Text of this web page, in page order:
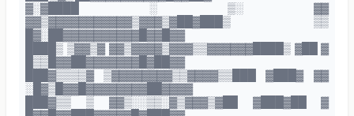
▓░▓████ ░ ▒░ ▓▓
▓▓▒▓▓▓▓▓▓▓▓▓▓▓▒▓▓▓▒▓██▓███▒ ▒▒
█▓░██▓▓▓▓▓▓▓▓▓▓█▓▓█▓▓
████▒ ▒▓▓▒▓ ▓▓▒▓▓▓▓▒▓▓▓▒▒▓▓▓▓▓▓████▒ ▓██ ▓
█▒▒█▓▓██▓▓▓▓▓▓▓█▓██▓▓
███▓▒▒▒▒▓ ▒▓▓▓▓▓▓▓▓▒▒▓▓▓▓▒▒███ ▓███▓ ▓▓
░█▓▒█▓▓█▓▓▓▓▓▓▓▓██▓▓▓▓
███▓▒▒ ▒ ▓▓▒░░▒▒░▓▒▓▓▓▒▓██ ▓███▓██ ▓